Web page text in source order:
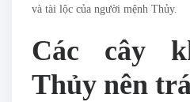
và tài lộc của người mệnh Thủy.
Các cây
Thủy nên